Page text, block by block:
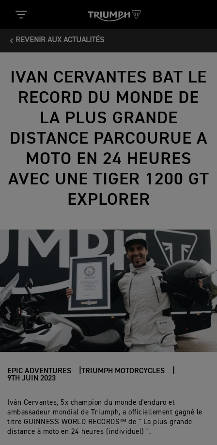
REVENIR AUX ACTUALITÉS
IVAN CERVANTES BAT LE
RECORD DU MONDE DE
LA PLUS GRANDE
DISTANCE PARCOURUE A
MOTO EN 24 HEURES
AVEC UNE TIGER 1200 GT
EXPLORER
EPIC ADVENTURES
TRIUMPH MOTORCYCLES
9TH JUIN 2023
Iván Cervantes, 5x champion du monde d'enduro et
ambassadeur mondial de Triumph, a officiellement gagné le
titre GUINNESS WORLD RECORDS™ de " La plus grande
distance à moto en 24 heures (individuel) ".